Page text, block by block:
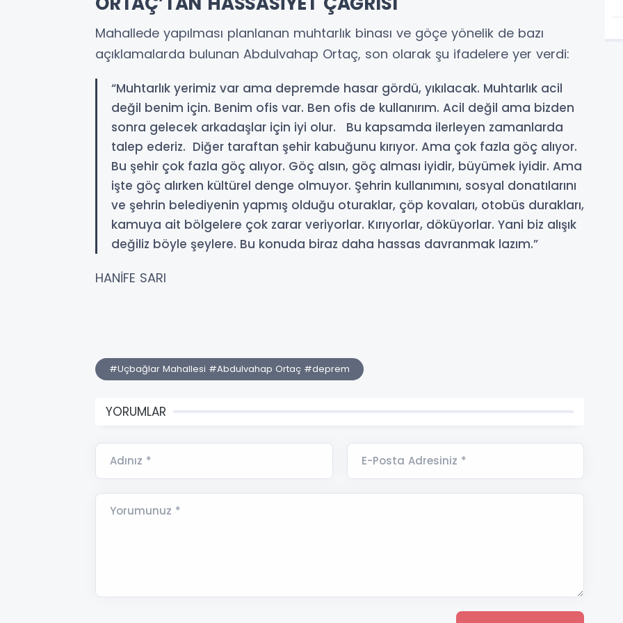
Mahallede yapılması planlanan muhtarlık binası ve göçe yönelik de bazı
açıklamalarda bulunan Abdulvahap Ortaç, son olarak şu ifadelere yer verdi:
“Muhtarlık yerimiz var ama depremde hasar gördü, yıkılacak. Muhtarlık acil
değil benim için. Benim ofis var. Ben ofis de kullanırım. Acil değil ama bizden
sonra gelecek arkadaşlar için iyi olur. Bu kapsamda ilerleyen zamanlarda
talep ederiz. Diğer taraftan şehir kabuğunu kırıyor. Ama çok fazla göç alıyor.
Bu şehir çok fazla göç alıyor. Göç alsın, göç alması iyidir, büyümek iyidir. Ama
işte göç alırken kültürel denge olmuyor. Şehrin kullanımını, sosyal donatılarını
ve şehrin belediyenin yapmış olduğu oturaklar, çöp kovaları, otobüs durakları,
kamuya ait bölgelere çok zarar veriyorlar. Kırıyorlar, döküyorlar. Yani biz alışık
değiliz böyle şeylere. Bu konuda biraz daha hassas davranmak lazım.”
HANİFE SARI
#Uçbağlar Mahallesi #Abdulvahap Ortaç #deprem
YORUMLAR
Adınız * E-Posta Adresiniz *
Yorumunuz *